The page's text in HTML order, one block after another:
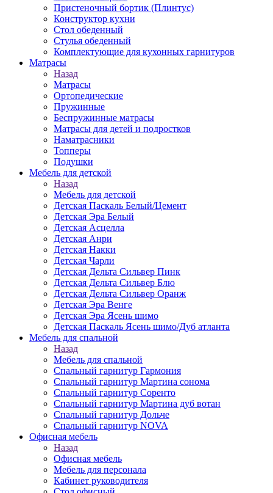
Пристеночный бортик (Плинтус)
Конструктор кухни
Стол обеденный
Стулья обеденный
Комплектующие для кухонных гарнитуров
Матраcы
Назад
Матраcы
Ортопедические
Пружинные
Беспружинные матрасы
Матрасы для детей и подростков
Наматрасники
Топперы
Подушки
Мебель для детской
Назад
Мебель для детской
Детская Паскаль Белый/Цемент
Детская Эра Белый
Детская Асцелла
Детская Анри
Детская Накки
Детская Чарли
Детская Дельта Сильвер Пинк
Детская Дельта Сильвер Блю
Детская Дельта Сильвер Оранж
Детская Эра Венге
Детская Эра Ясень шимо
Детская Паскаль Ясень шимо/Дуб атланта
Мебель для спальной
Назад
Мебель для спальной
Спальный гарнитур Гармония
Спальный гарнитур Мартина сонома
Спальный гарнитур Соренто
Спальный гарнитур Мартина дуб вотан
Спальный гарнитур Дольче
Спальный гарнитур NOVA
Офисная мебель
Назад
Офисная мебель
Мебель для персонала
Кабинет руководителя